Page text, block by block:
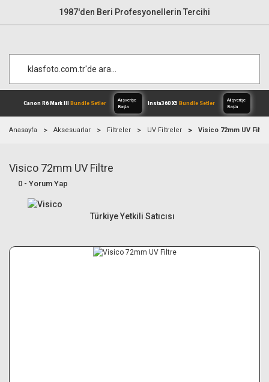
1987'den Beri Profesyonellerin Tercihi
Canon R6 Mark III
Anasayfa Aksesuarlar Filtreler UV Filtreler Visico 72mm UV Filtre
Visico 72mm UV Filtre
0 - Yorum Yap
Türkiye Yetkili Satıcısı